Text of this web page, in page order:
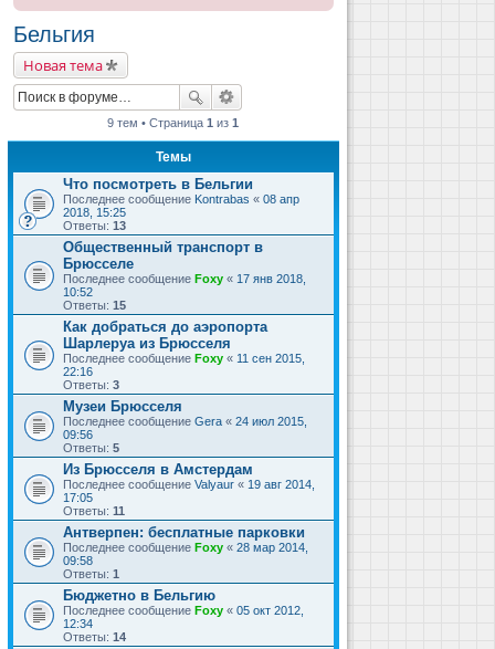
Бельгия
Новая тема
9 тем • Страница1 из1
Темы
Что посмотреть в Бельгии
Последнее сообщение Kontrabas « 08 апр
2018, 15:25
Ответы: 13
Общественный транспорт в
Брюсселе
Последнее сообщение Foxy « 17 янв 2018,
10:52
Ответы: 15
Как добраться до аэропорта
Шарлеруа из Брюсселя
Последнее сообщение Foxy « 11 сен 2015,
22:16
Ответы: 3
Музеи Брюсселя
Последнее сообщение Gera « 24 июл 2015,
09:56
Ответы: 5
Из Брюсселя в Амстердам
Последнее сообщение Valyaur « 19 авг 2014,
17:05
Ответы: 11
Антверпен: бесплатные парковки
Последнее сообщение Foxy « 28 мар 2014,
09:58
Ответы: 1
Бюджетно в Бельгию
Последнее сообщение Foxy « 05 окт 2012,
12:34
Ответы: 14